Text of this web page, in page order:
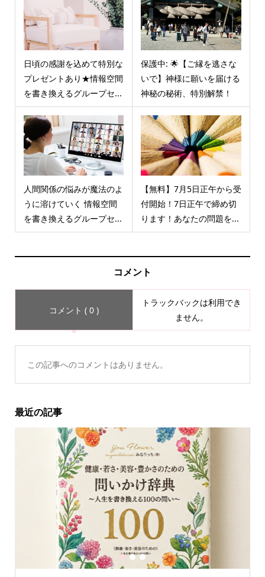
日頃の感謝を込めて特別な
プレゼントあり★情報空間
を書き換えるグループセ...
保護中: 🌟【ご縁を逃さな
いで】神様に願いを届ける
神秘の秘術、特別解禁！
人間関係の悩みが魔法のよ
うに溶けていく 情報空間
を書き換えるグループセ...
【無料】7月5日正午から受
付開始！7日正午で締め切
ります！あなたの問題を...
コメント
コメント ( 0 )
トラックバックは利用でき
ません。
この記事へのコメントはありません。
最近の記事
2 3